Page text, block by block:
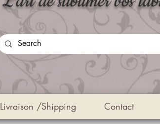
Livraison /Shipping Contact